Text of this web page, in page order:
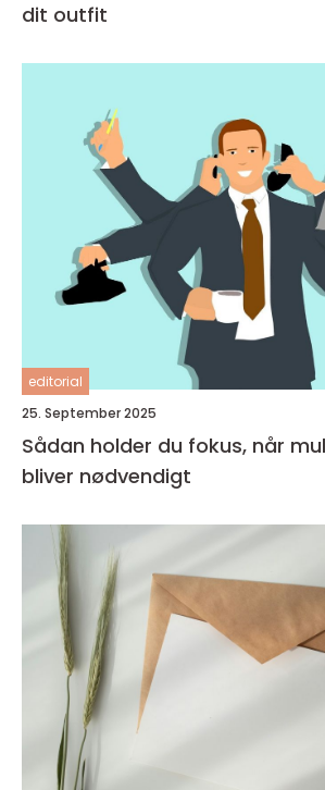
dit outfit
editorial
25. September 2025
Sådan holder du fokus, når
bliver nødvendigt